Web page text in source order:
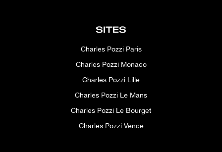
SITES
Charles Pozzi Paris
Charles Pozzi Monaco
Charles Pozzi Lille
Charles Pozzi Le Mans
Charles Pozzi Le Bourget
Charles Pozzi Vence